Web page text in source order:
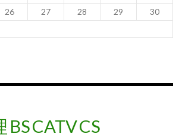
26 27 28 29
30
BSCATVCS